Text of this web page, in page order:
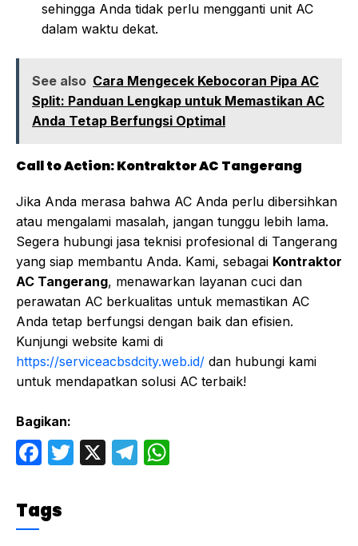
sehingga Anda tidak perlu mengganti unit AC
dalam waktu dekat.
See also Cara Mengecek Kebocoran Pipa AC
Split: Panduan Lengkap untuk Memastikan AC
Anda Tetap Berfungsi Optimal
Call to Action: Kontraktor AC Tangerang
Jika Anda merasa bahwa AC Anda perlu dibersihkan
atau mengalami masalah, jangan tunggu lebih lama.
Segera hubungi jasa teknisi profesional di Tangerang
yang siap membantu Anda. Kami, sebagai Kontraktor
AC Tangerang, menawarkan layanan cuci dan
perawatan AC berkualitas untuk memastikan AC
Anda tetap berfungsi dengan baik dan efisien.
Kunjungi website kami di
https://serviceacbsdcity.web.id/ dan hubungi kami
untuk mendapatkan solusi AC terbaik!
Bagikan:
F
c
e
T
X
T
Tags